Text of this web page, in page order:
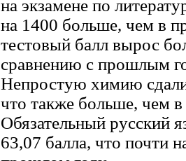
на экзамене по
на 1400 больше, чем в
тестовый балл вырос
сравнению с прошлым
Непростую химию
что также больше, чем
Обязательный русский
63,07 балла, что почти